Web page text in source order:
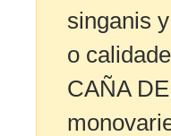
singanis
o
CAÑA